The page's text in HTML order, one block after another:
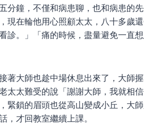
分鐘，不僅和病患聊，也和病患的
現在輪他用心照顧太太，八十多歲
診。」「痛的時候，盡量避免一直
著大師也趁中場休息出來了，大師
太難受的說「謝謝大師，我就相信
緊鎖的眉頭也從高山變成小丘，大
，才回教室繼續上課。